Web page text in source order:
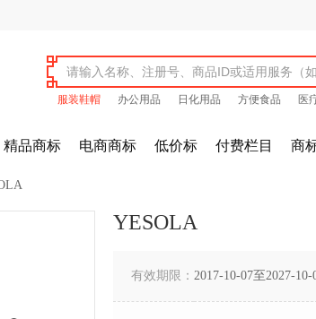
服装鞋帽 办公用品 日化用品 方便食品 医
精品商标 电商商标 低价标 付费栏目 商
YESOLA
有效期限： 2017-10-07至2027-10-